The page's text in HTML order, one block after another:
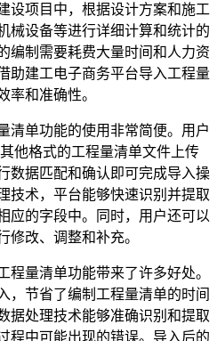
设项目中，根据设计方案和施工
械设备等进行详细计算和统计的
编制需要耗费大量时间和人力资
助建工电子商务平台导入工程量
率和准确性。
清单功能的使用非常简便。用户
他格式的工程量清单文件上传
数据匹配和确认即可完成导入操
技术，平台能够快速识别并提取
应的字段中。同时，用户还可以
修改、调整和补充。
程量清单功能带来了许多好处。
，节省了编制工程量清单的时间
据处理技术能够准确识别和提取
程中可能出现的错误。导入后的